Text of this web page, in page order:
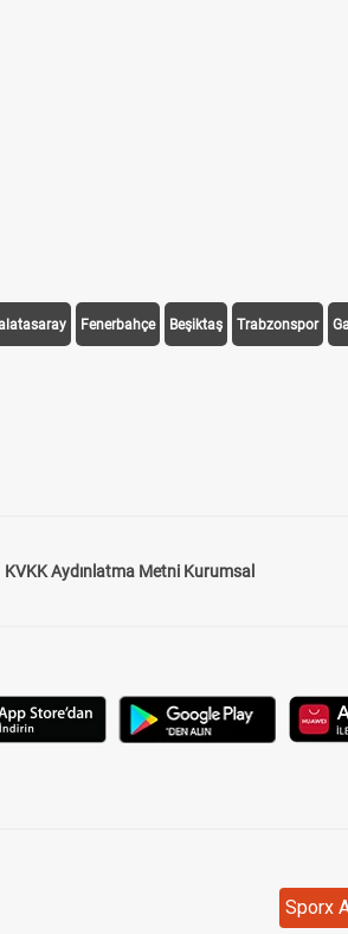
Sporx
Fenerbahçe Beşiktaş Trabzonspor
KVKK Aydınlatma Metni Kurumsal